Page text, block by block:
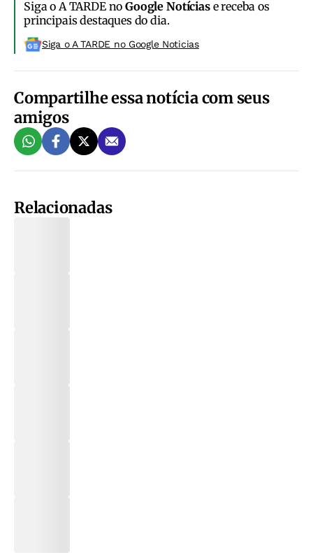
Siga o A TARDE noGoogle Notíciase receba os
principais destaques do dia.
Siga o A TARDE no Google Noticias
Compartilhe essa notícia com seus
amigos
Relacionadas